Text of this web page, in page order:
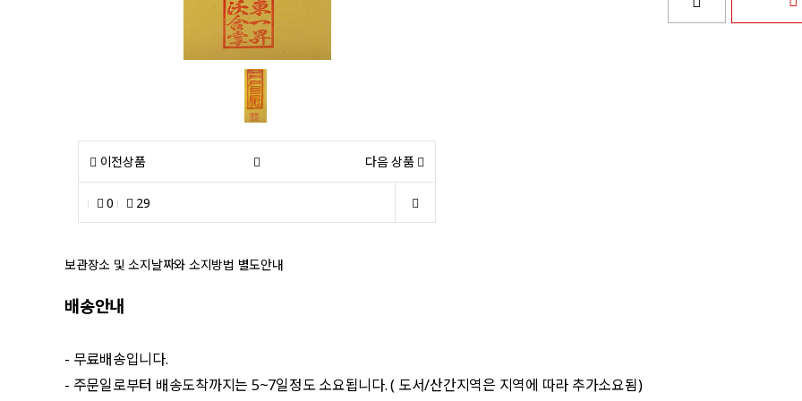
이전상품 다음 상품
0 29
보관장소 및 소지날짜와 소지방법 별도안내
배송안내
- 무료배송입니다.
- 주문일로부터 배송도착까지는 5~7일정도 소요됩니다. ( 도서/산간지역은 지역에 따라 추가소요됨)